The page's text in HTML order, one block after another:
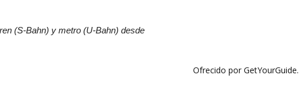
(S-Bahn) y metro (U-Bahn) desde
Ofrecido por GetYourGuide.